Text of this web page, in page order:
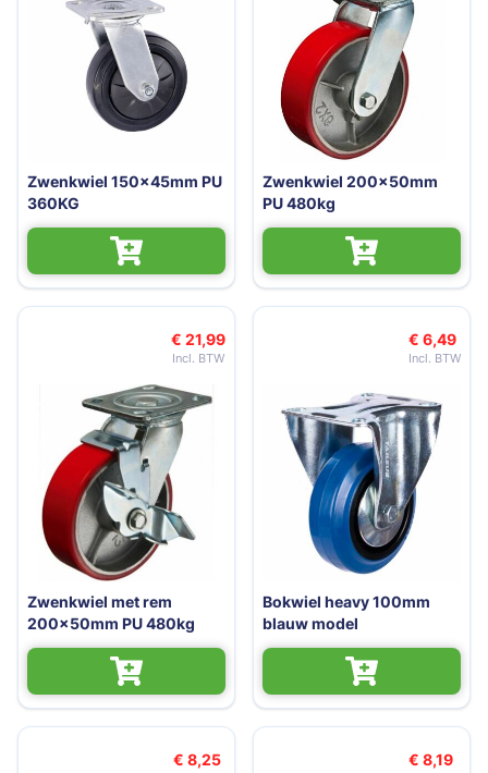
Zwenkwiel 150x45mm PU
360KG
Zwenkwiel 200x50mm
PU 480kg
€ 21,99
Zwenkwiel met rem
200x50mm PU 480kg
€ 6,49
Bokwiel heavy 100mm
blauw model
€ 8,25 € 8,19